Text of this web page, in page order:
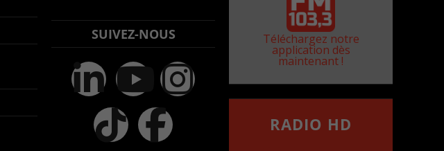
SUIVEZ-NOUS Téléchargez notre
application dès
maintenant !
RADIO HD